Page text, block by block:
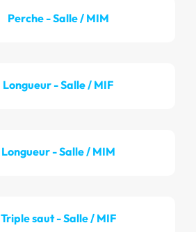
Perche - Salle / MIM
Longueur - Salle / MIF
Longueur - Salle / MIM
Triple saut - Salle / MIF